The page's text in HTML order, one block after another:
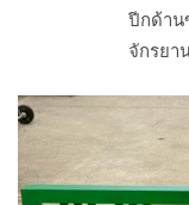
ปีกด้าน
จักรยา